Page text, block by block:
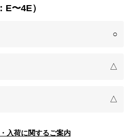
〜4E）
○
△
△
入荷に関するご案内